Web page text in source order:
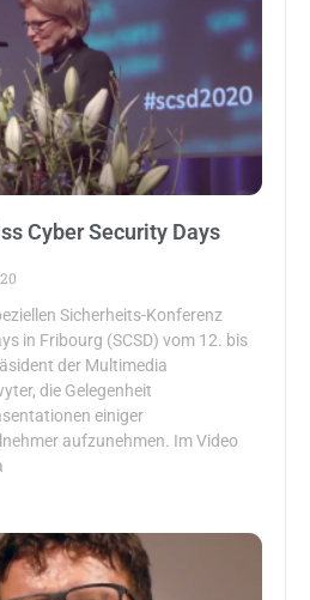
Cyber Security Days
Sicherheits-Konferenz
in Fribourg (SCSD) vom 12. bis
der Multimedia
die Gelegenheit
einiger
aufzunehmen. Im Video